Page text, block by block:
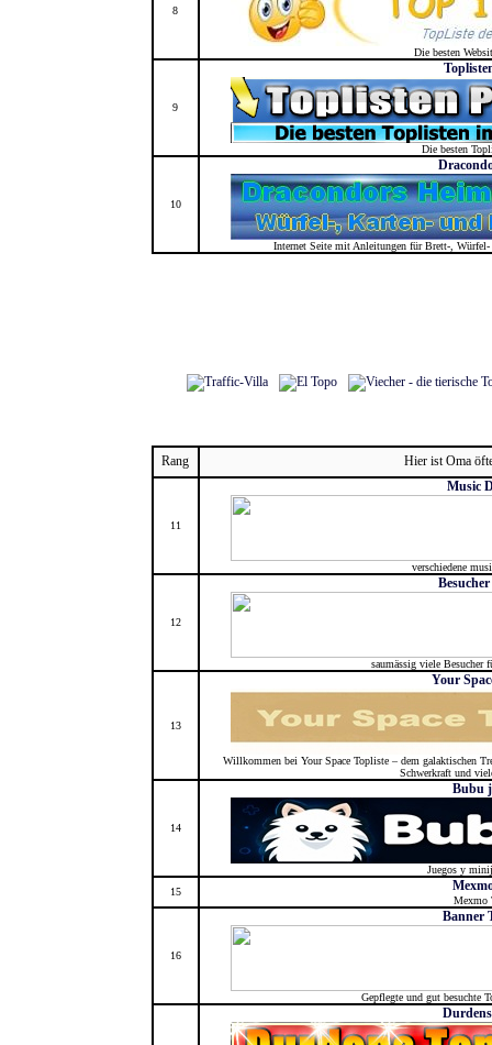
8
Die besten
9
Die besten
10
Internet Seite mit Anleitungen für Brett-,
Rang Hier ist Oma
11
Music
verschiedene
12
saumässig viele Besucher
13
Your
Willkommen bei Your Space Topliste – dem galaktischen
Schwerkraft und
14
Bubu
Juegos y
15
Mexmo
16
Banner
Gepflegte und gut besuchte